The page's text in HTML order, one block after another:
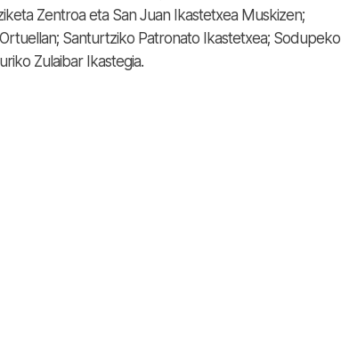
Zentroa eta San Juan Ikastetxea Muskizen;
Santurtziko Patronato Ikastetxea; Sodupeko
Zulaibar Ikastegia.